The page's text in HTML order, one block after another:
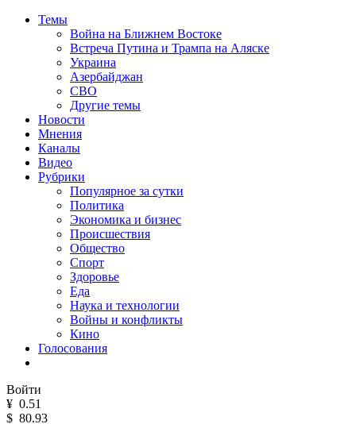
Темы
Война на Ближнем Востоке
Встреча Путина и Трампа на Аляске
Украина
Азербайджан
СВО
Другие темы
Новости
Мнения
Каналы
Видео
Рубрики
Популярное за сутки
Политика
Экономика и бизнес
Происшествия
Общество
Спорт
Здоровье
Еда
Наука и технологии
Войны и конфликты
Кино
Голосования
Войти
¥ 0.51
$ 80.93